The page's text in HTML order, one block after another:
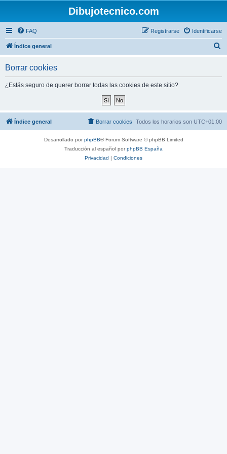
Dibujotecnico.com
FAQ Identificarse
Registrarse
Índice general
Borrar cookies
¿Estás seguro de querer borrar todas las cookies de este sitio?
Índice general Todos los horarios son UTC+01:00
Borrar cookies
Desarrollado porphpBB® Forum Software © phpBB Limited
Traducción al español porphpBB España
Privacidad | Condiciones